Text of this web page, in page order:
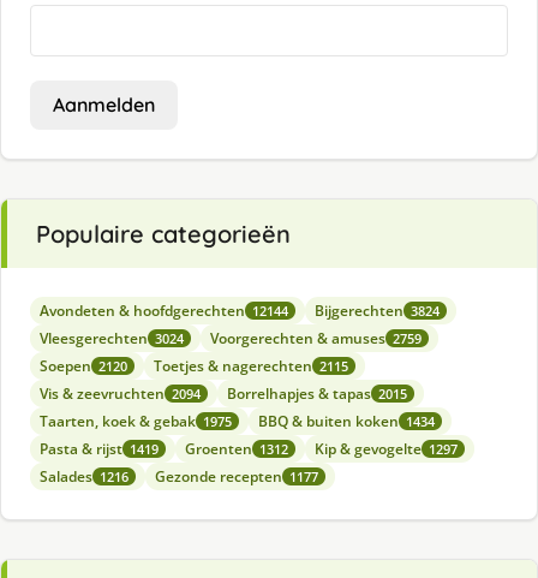
Aanmelden
Populaire categorieën
Avondeten & hoofdgerechten 12144 Bijgerechten 3824
Vleesgerechten 3024 Voorgerechten & amuses 2759
Soepen 2120 Toetjes & nagerechten 2115
Vis & zeevruchten 2094 Borrelhapjes & tapas 2015
Taarten, koek & gebak 1975 BBQ & buiten koken 1434
Pasta & rijst 1419 Groenten 1312 Kip & gevogelte 1297
Salades 1216 Gezonde recepten 1177